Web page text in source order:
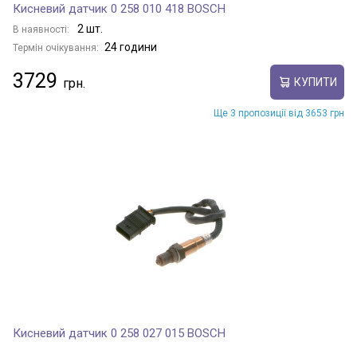
Кисневий датчик 0 258 010 418 BOSCH
В наявності: 2 шт.
Термін очікування: 24 години
3729 КУПИТИ
Ще 3 пропозиції від 3653 грн
Кисневий датчик 0 258 027 015 BOSCH